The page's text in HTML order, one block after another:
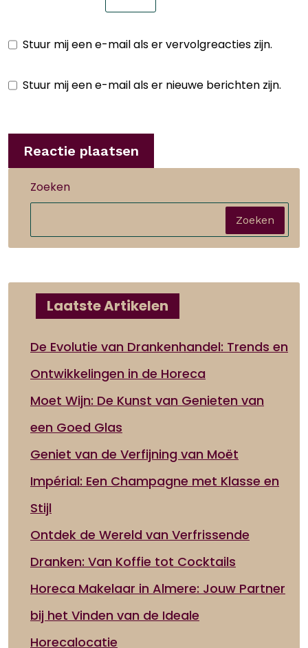
Stuur mij een e-mail als er vervolgreacties zijn.
Stuur mij een e-mail als er nieuwe berichten zijn.
Zoeken
Zoeken
Laatste Artikelen
De Evolutie van Drankenhandel: Trends en
Ontwikkelingen in de Horeca
Moet Wijn: De Kunst van Genieten van
een Goed Glas
Geniet van de Verfijning van Moët
Impérial: Een Champagne met Klasse en
Stijl
Ontdek de Wereld van Verfrissende
Dranken: Van Koffie tot Cocktails
Horeca Makelaar in Almere: Jouw Partner
bij het Vinden van de Ideale
Horecalocatie